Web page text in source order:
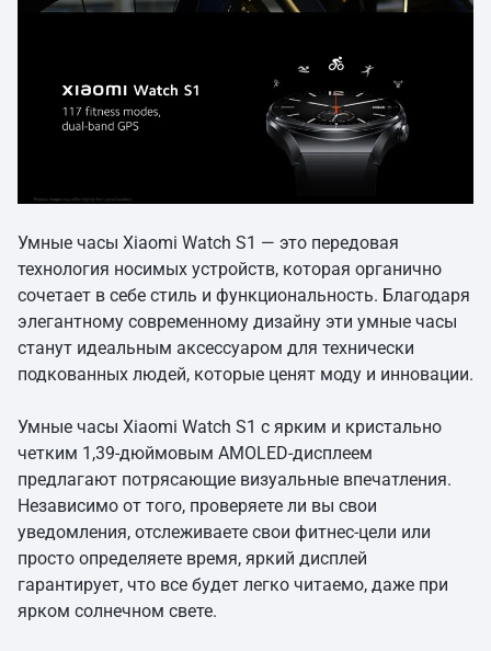
Умные часы Xiaomi Watch S1 — это передовая
технология носимых устройств, которая органично
сочетает в себе стиль и функциональность. Благодаря
элегантному современному дизайну эти умные часы
станут идеальным аксессуаром для технически
подкованных людей, которые ценят моду и инновации.
Умные часы Xiaomi Watch S1 с ярким и кристально
четким 1,39-дюймовым AMOLED-дисплеем
предлагают потрясающие визуальные впечатления.
Независимо от того, проверяете ли вы свои
уведомления, отслеживаете свои фитнес-цели или
просто определяете время, яркий дисплей
гарантирует, что все будет легко читаемо, даже при
ярком солнечном свете.